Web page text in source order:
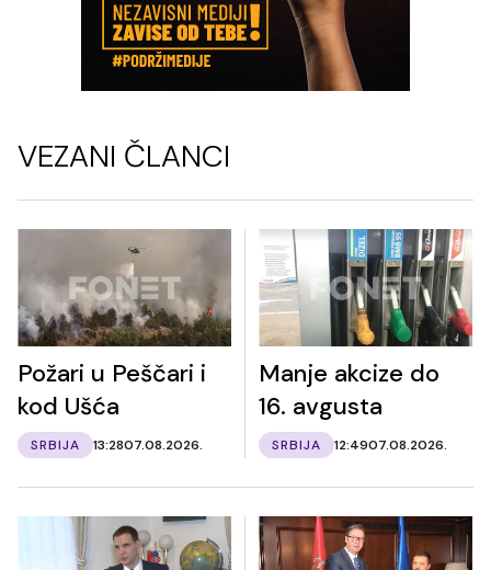
VEZANI ČLANCI
Požari u Peščari i
kod Ušća
SRBIJA 13:2807.08.2026.
Manje akcize do
16. avgusta
SRBIJA 12:4907.08.2026.